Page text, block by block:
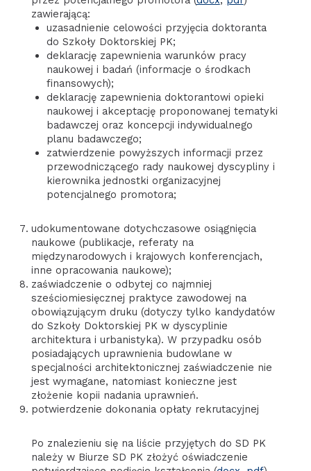
zawierającą:
uzasadnienie celowości przyjęcia doktoranta
do Szkoły Doktorskiej PK;
deklarację zapewnienia warunków pracy
naukowej i badań (informacje o środkach
finansowych);
deklarację zapewnienia doktorantowi opieki
naukowej i akceptację proponowanej tematyki
badawczej oraz koncepcji indywidualnego
planu badawczego;
zatwierdzenie powyższych informacji przez
przewodniczącego rady naukowej dyscypliny i
kierownika jednostki organizacyjnej
potencjalnego promotora;
udokumentowane dotychczasowe osiągnięcia
naukowe (publikacje, referaty na
międzynarodowych i krajowych konferencjach,
inne opracowania naukowe);
zaświadczenie o odbytej co najmniej
sześciomiesięcznej praktyce zawodowej na
obowiązującym druku (dotyczy tylko kandydatów
do Szkoły Doktorskiej PK w dyscyplinie
architektura i urbanistyka). W przypadku osób
posiadających uprawnienia budowlane w
specjalności architektonicznej zaświadczenie nie
jest wymagane, natomiast konieczne jest
złożenie kopii nadania uprawnień.
potwierdzenie dokonania opłaty rekrutacyjnej
Po znalezieniu się na liście przyjętych do SD PK
należy w Biurze SD PK złożyć oświadczenie